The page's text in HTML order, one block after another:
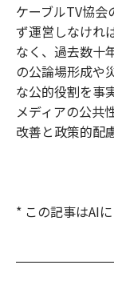
ケーブルTV協
ず運営しなけれ
なく、過去数十
の公論場形成や
な公的役割を事
メディアの公共
改善と政策的配
* この記事はAI